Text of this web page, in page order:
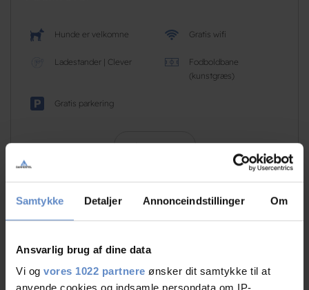
Samtykke Detaljer Annonceindstillinger Om
Ansvarlig brug af dine data
Vi og vores 1022 partnere ønsker dit samtykke til at
Hunde er velkomne Gratis wifi
Ladestander | Clever
Fodboldbane
(kunstgræs)
Gratis parkering
Læs mere
RATINGS
9,16